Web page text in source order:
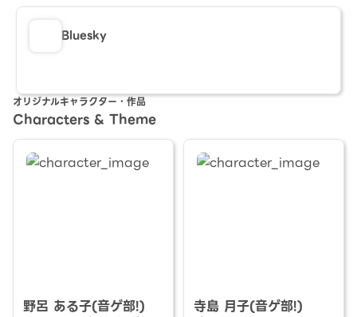
Bluesky
オリジナルキャラクター・作品
Characters & Theme
野呂 ある子(音ゲ部!) 寺島 月子(音ゲ部!)